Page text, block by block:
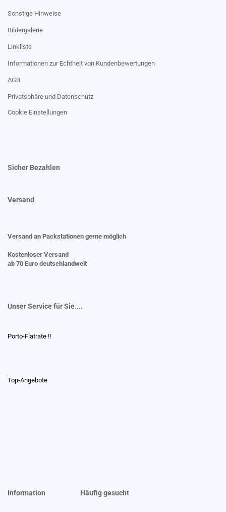
Sonstige Hinweise
Bildergalerie
Linkliste
Informationen zur Echtheit von Kundenbewertungen
AGB
Privatsphäre und Datenschutz
Cookie Einstellungen
Sicher Bezahlen
Versand
Versand an Packstationen gerne möglich
Kostenloser Versand
ab 70 Euro deutschlandweit
Unser Service für Sie....
Porto-Flatrate !!
Top-Angebote
Information Häufig gesucht